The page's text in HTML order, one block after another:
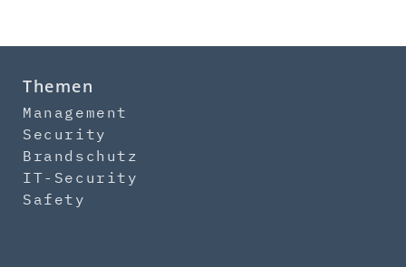
Themen
Management
Security
Brandschutz
IT-Security
Safety